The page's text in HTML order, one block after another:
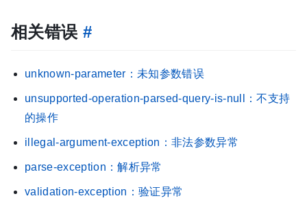
相关错误 #
unknown-parameter：未知参数错误
unsupported-operation-parsed-query-is-null：不支持
的操作
illegal-argument-exception：非法参数异常
parse-exception：解析异常
validation-exception：验证异常